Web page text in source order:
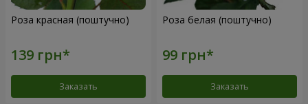
Роза красная (поштучно)
Заказать
Роза белая (поштучно)
Заказать